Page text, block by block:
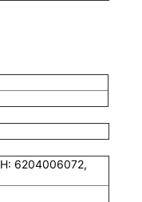
6204006072,